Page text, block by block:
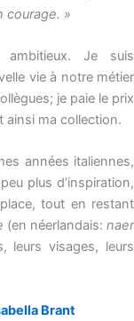
courage. »
Je suis
vie à notre métier
je paie le prix
ainsi ma collection.
années italiennes,
plus d’inspiration,
tout en restant
(en néerlandais:naer
leurs visages, leurs
Brant